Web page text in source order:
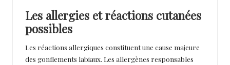
Les allergies et réactions cutanées
possibles
Les réactions allergiques constituent une cause majeure
des gonflements labiaux. Les allergènes responsables